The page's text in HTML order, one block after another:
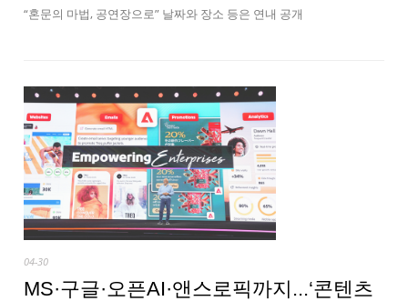
“혼문의 마법, 공연장으로” 날짜와 장소 등은 연내 공개
04-30
MS·구글·오픈AI·앤스로픽까지...‘콘텐츠